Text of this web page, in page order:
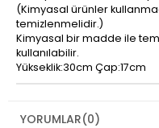
(Kimyasal ürünler
temizlenmelidir.)
Kimyasal bir madde ile
kullanılabilir.
Yükseklik:30cm Çap:17cm
YORUMLAR(0)